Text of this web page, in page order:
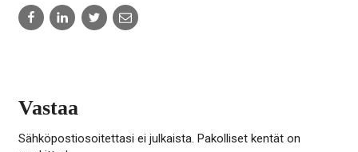
Share
to:
Share
to:
Share
to:
Share
to:
Vastaa
Sähköpostiosoitettasi ei julkaista. Pakolliset kentät on